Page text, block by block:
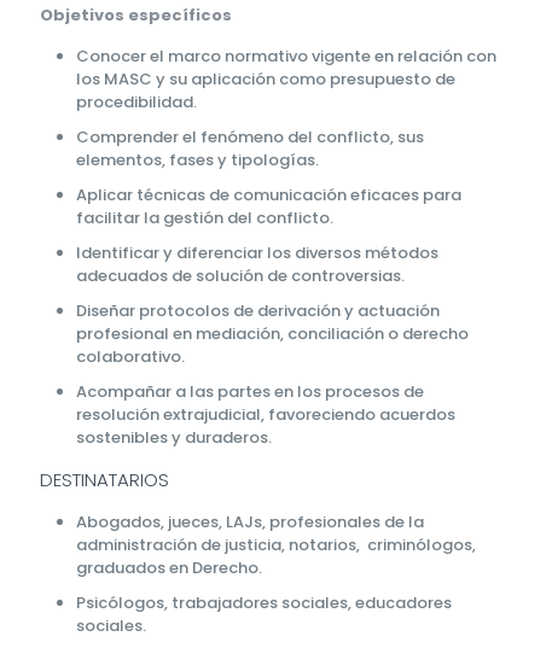
Objetivos específicos
Conocer el marco normativo vigente en relación con
los MASC y su aplicación como presupuesto de
procedibilidad.
Comprender el fenómeno del conflicto, sus
elementos, fases y tipologías.
Aplicar técnicas de comunicación eficaces para
facilitar la gestión del conflicto.
Identificar y diferenciar los diversos métodos
adecuados de solución de controversias.
Diseñar protocolos de derivación y actuación
profesional en mediación, conciliación o derecho
colaborativo.
Acompañar a las partes en los procesos de
resolución extrajudicial, favoreciendo acuerdos
sostenibles y duraderos.
DESTINATARIOS
Abogados, jueces, LAJs, profesionales de la
administración de justicia, notarios, criminólogos,
graduados en Derecho.
Psicólogos, trabajadores sociales, educadores
sociales.